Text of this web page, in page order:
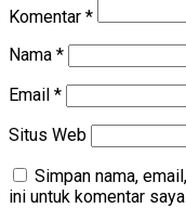
Komentar *
Nama *
Email *
Situs Web
Simpan nama,
ini untuk komentar